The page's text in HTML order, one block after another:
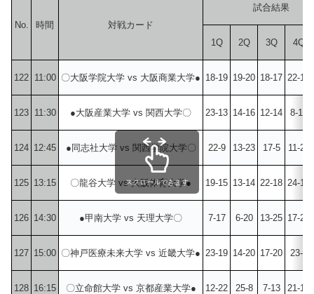
No. 時間 対戦カード
試合結果
1Q 2Q 3Q 4Q
122 11:00 〇大阪学院大学 vs 大阪商業大学● 18-19 19-20 18-17 22-18
123 11:30 ●大阪産業大学 vs 関西大学〇 23-13 14-16 12-14 8-17
124 12:45 ●同志社大学 vs 関西学院大学〇 22-9 13-23 17-5 11-28
125 13:15 〇龍谷大学 vs 大阪体育大学● 19-15 13-14 22-18 24-14
126 14:30 ●甲南大学 vs 天理大学〇 7-17 6-20 13-25 17-21
127 15:00 〇神戸医療未来大学 vs 近畿大学● 23-19 14-20 17-20 23-9
128 16:15 〇立命館大学 vs 京都産業大学● 12-22 25-8 7-13 21-18
スクロールできます